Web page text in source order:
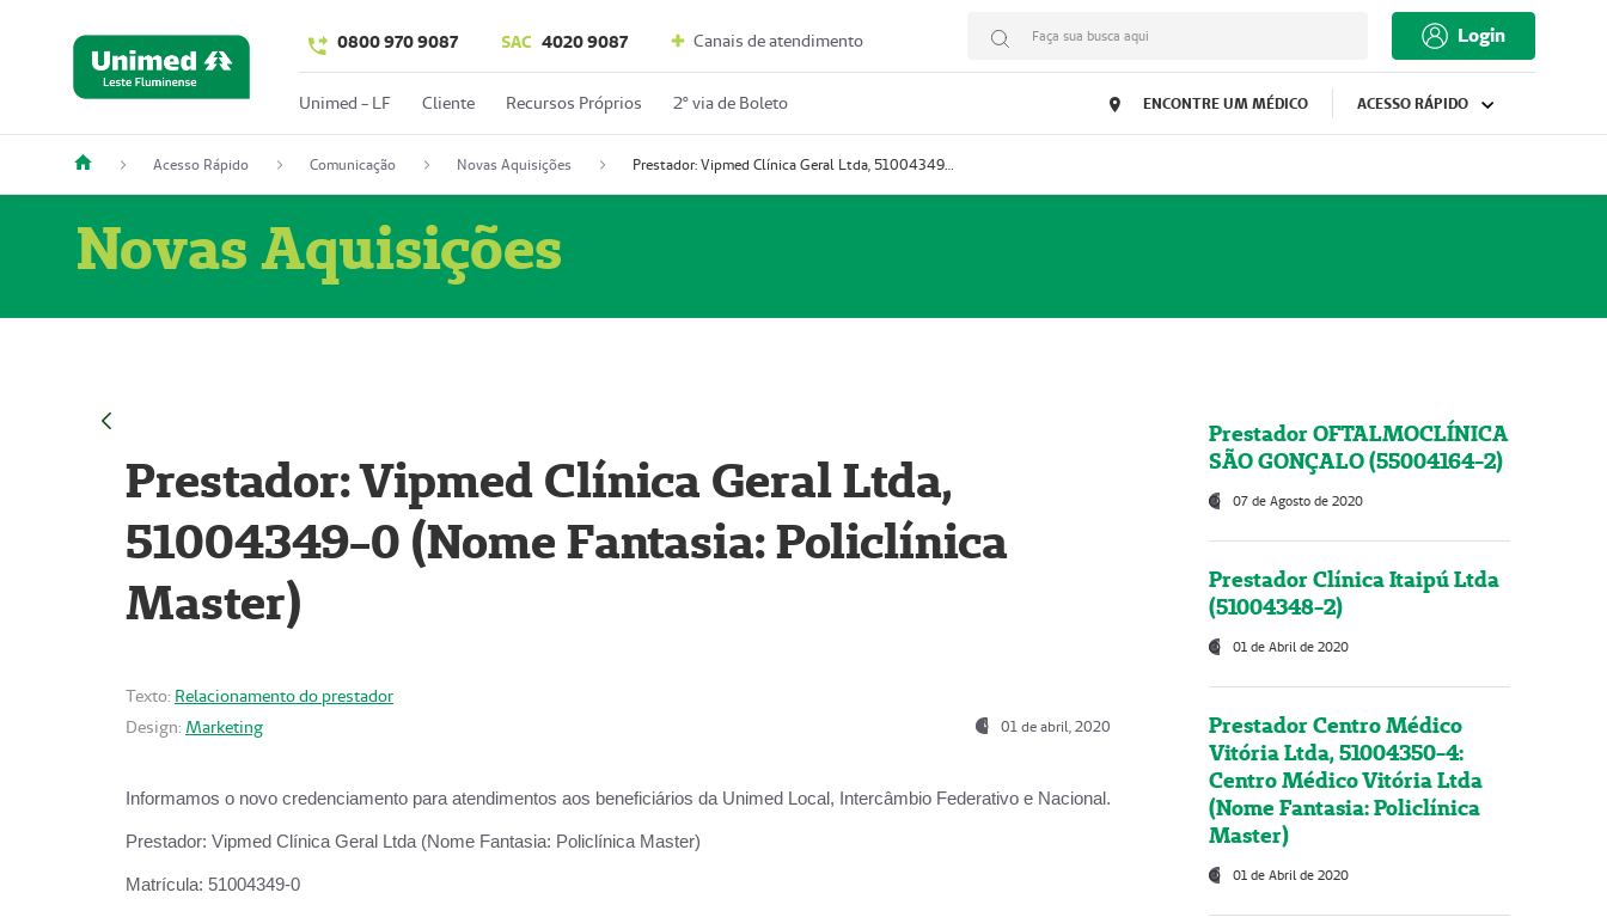
0800 970 9087 SAC 4020 9087 Canais de atendimento Faça sua busca aqui Login
Unimed - LF Cliente Recursos Próprios 2º via de Boleto ENCONTRE UM MÉDICO ACESSO RÁPIDO
Acesso Rápido Comunicação Novas Aquisições Prestador: Vipmed Clínica Geral Ltda, 51004349-0 (Nome Fantasia: Policlínica Master)
Novas Aquisições
Prestador: Vipmed Clínica Geral Ltda,
51004349-0 (Nome Fantasia: Policlínica
Master)
Texto: Relacionamento do prestador
Design: Marketing 01 de abril, 2020
Informamos o novo credenciamento para atendimentos aos beneficiários da Unimed Local, Intercâmbio Federativo e Nacional.
Prestador: Vipmed Clínica Geral Ltda (Nome Fantasia: Policlínica Master)
Matrícula: 51004349-0
Prestador OFTALMOCLÍNICA
SÃO GONÇALO (55004164-2)
07 de Agosto de 2020
Prestador Clínica Itaipú Ltda
(51004348-2)
01 de Abril de 2020
Prestador Centro Médico
Vitória Ltda, 51004350-4:
Centro Médico Vitória Ltda
(Nome Fantasia: Policlínica
Master)
01 de Abril de 2020